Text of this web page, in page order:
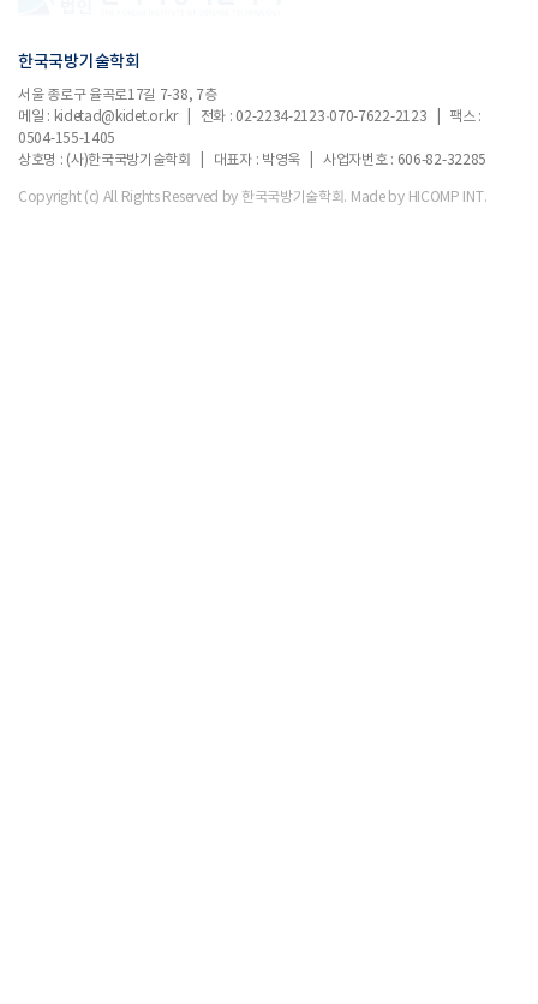
한국국방기술학회
서울 종로구 율곡로17길 7-38, 7층
메일 : kidetad@kidet.or.kr | 전화 : 02-2234-2123·070-7622-2123 | 팩스 :
0504-155-1405
상호명 : (사)한국국방기술학회 | 대표자 : 박영욱 | 사업자번호 : 606-82-32285
Copyright (c) All Rights Reserved by 한국국방기술학회. Made by HICOMP INT.